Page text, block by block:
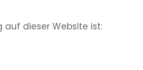
dieser Website ist: